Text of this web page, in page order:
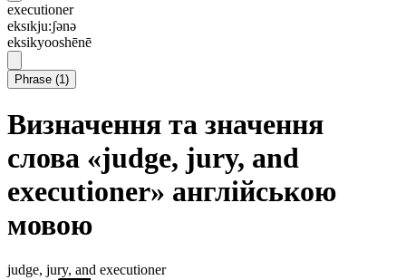
executioner
eksɪkju:ʃənə
eksikyooshēnē
Phrase (1)
Визначення та значення
слова «judge, jury, and
executioner» англійською
мовою
judge, jury, and executioner